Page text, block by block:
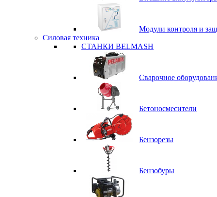
Модули контроля и
Силовая техника
СТАНКИ BELMASH
Сварочное
Бетоносмесители
Бензорезы
Бензобуры